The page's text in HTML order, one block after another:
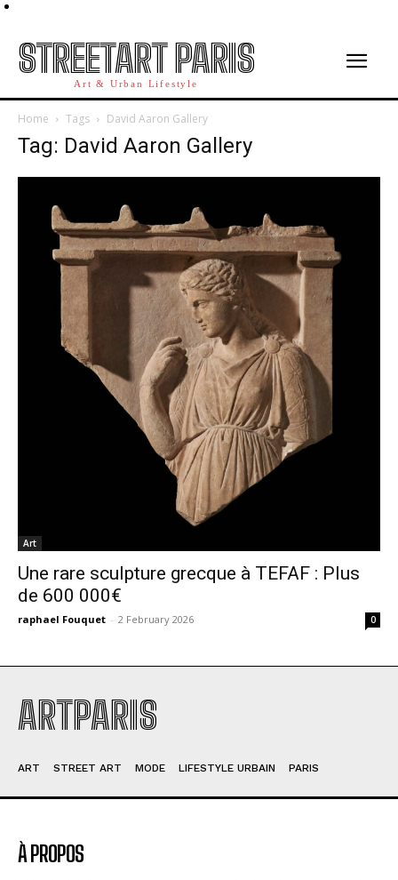
STREETART PARIS
Art & Urban Lifestyle
Home Tags David Aaron Gallery
Tag: David Aaron Gallery
Art
Une rare sculpture grecque à TEFAF : Plus
de 600 000€
raphael Fouquet - 2 February 2026 0
ARTPARIS
ART STREET ART MODE LIFESTYLE URBAIN PARIS
À PROPOS